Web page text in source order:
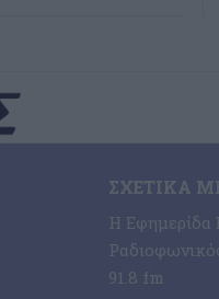
ΣΧΕΤΙΚΆ
Η
91.8 fm